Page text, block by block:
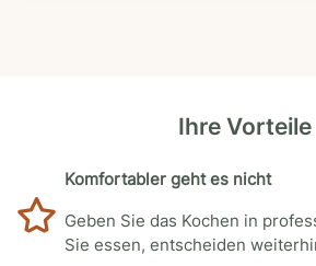
Ihre Vorteile
Komfortabler geht es nicht
Geben Sie das Kochen in
Sie essen, entscheiden